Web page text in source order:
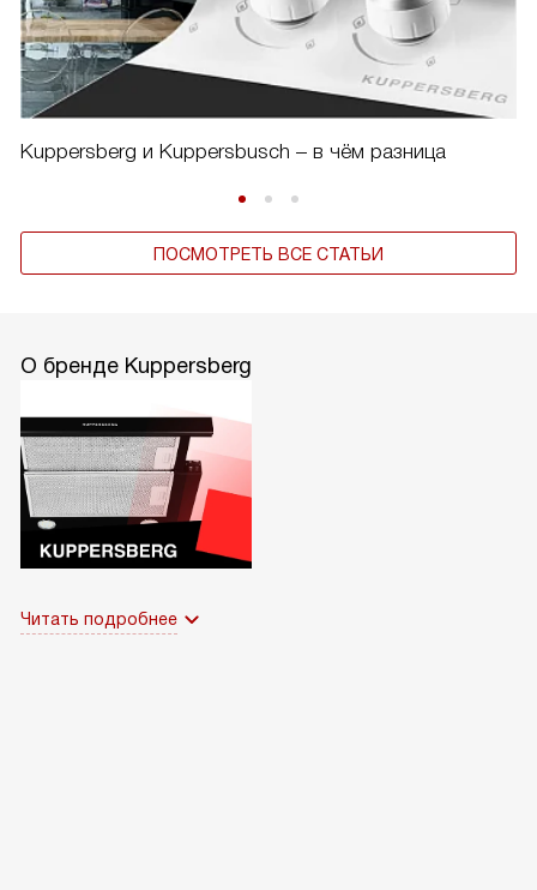
Kuppersberg и Kuppersbusch – в чём разница
ПОСМОТРЕТЬ ВСЕ СТАТЬИ
О бренде Kuppersberg
Читать подробнее